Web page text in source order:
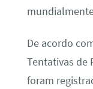
De acordo
Tentativas de
foram